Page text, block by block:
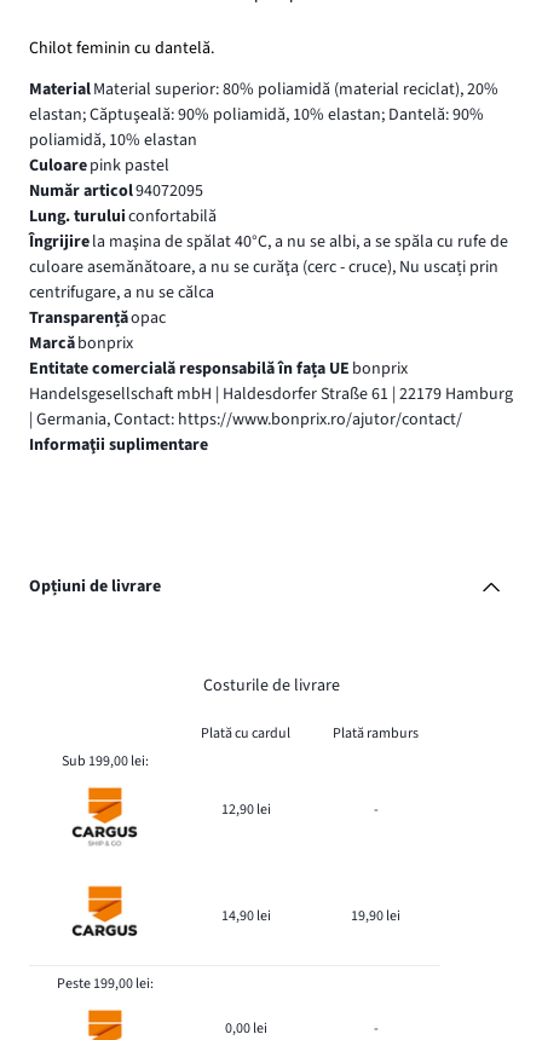
Chilot feminin cu dantelă.
MaterialMaterial superior: 80% poliamidă (material reciclat), 20%
elastan; Căptuşeală: 90% poliamidă, 10% elastan; Dantelă: 90%
poliamidă, 10% elastan
Culoarepink pastel
Număr articol94072095
Lung. turuluiconfortabilă
Îngrijirela maşina de spălat 40°C, a nu se albi, a se spăla cu rufe de
culoare asemănătoare, a nu se curăţa (cerc - cruce), Nu uscați prin
centrifugare, a nu se călca
Transparențăopac
Marcăbonprix
Entitate comercială responsabilă în fața UE bonprix
Handelsgesellschaft mbH | Haldesdorfer Straße 61 | 22179 Hamburg
| Germania, Contact: https://www.bonprix.ro/ajutor/contact/
Informaţii suplimentare
Opțiuni de livrare
Costurile de livrare
Plată cu cardul
Plată ramburs
Sub 199,00 lei:
12,90 lei -
14,90 lei 19,90 lei
Peste 199,00 lei:
0,00 lei -